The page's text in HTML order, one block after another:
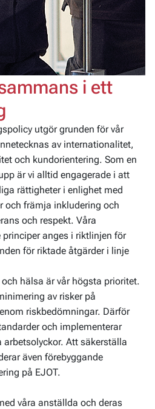
i ett
utgör grunden för vår
av internationalitet,
och kundorientering. Som en
är vi alltid engagerade i att
rättigheter i enlighet med
och främja inkludering och
och respekt. Våra
principer anges i riktlinjen för
för riktade åtgärder i linje
hälsa är vår högsta prioritet.
av risker på
riskbedömningar. Därför
och implementerar
Att säkerställa
även förebyggande
på EJOT.
våra anställda och deras